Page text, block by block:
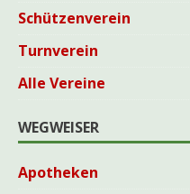
Schützenverein
Turnverein
Alle Vereine
WEGWEISER
Apotheken